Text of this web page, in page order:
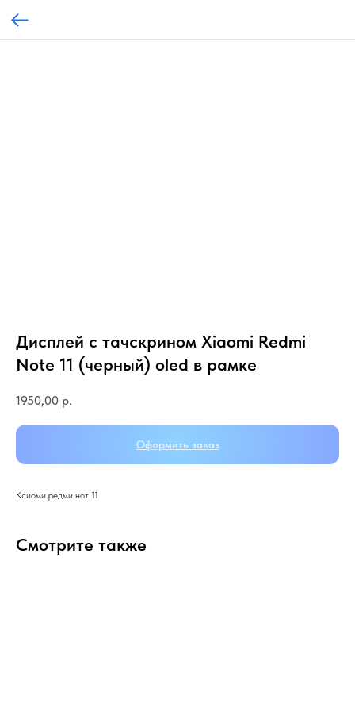
Дисплей с тачскрином Xiaomi Redmi
Note 11 (черный) oled в рамке
1950,00 р.
Оформить заказ
Ксиоми редми нот 11
Смотрите также